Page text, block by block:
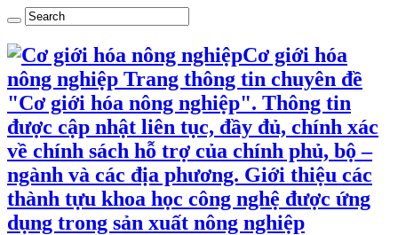
Cơ giới hóa
nông nghiệp Trang thông tin chuyên đề
"Cơ giới hóa nông nghiệp". Thông tin
được cập nhật liên tục, đầy đủ, chính xác
về chính sách hỗ trợ của chính phủ, bộ –
ngành và các địa phương. Giới thiệu các
thành tựu khoa học công nghệ được ứng
dụng trong sản xuất nông nghiệp